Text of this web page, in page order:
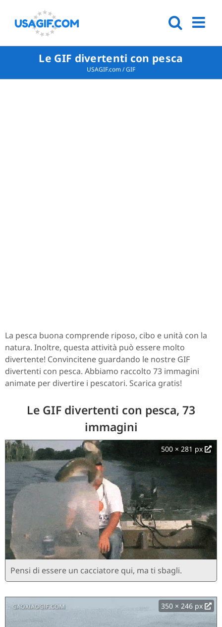
Le GIF divertenti con pesca
USAGIF.com/GIF
La pesca buona comprende riposo, cibo e unità con la
natura. Inoltre, questa attività può essere molto
divertente! Convincitene guardando le nostre GIF
divertenti con pesca. Abbiamo raccolto 73 immagini
animate per divertire i pescatori. Scarica gratis!
Le GIF divertenti con pesca, 73
immagini
500 × 281 px
Pensi di essere un cacciatore qui, ma ti sbagli.
350 × 246 px